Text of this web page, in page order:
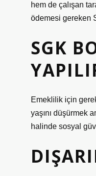
hem de çalışan
ödemesi gereken
SGK
Emeklilik için
yaşını düşürmek
halinde sosyal